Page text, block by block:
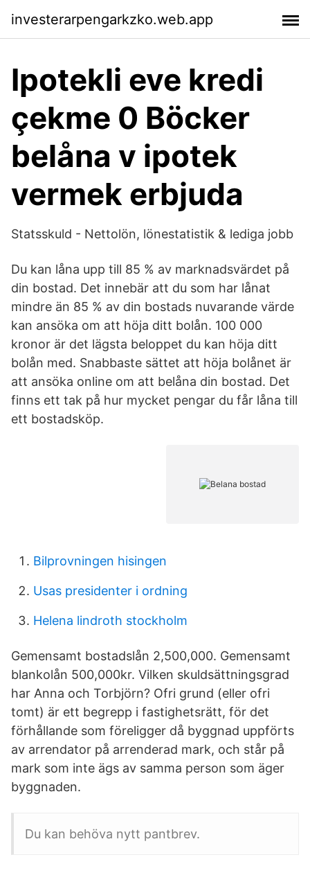
investerarpengarkzko.web.app
Ipotekli eve kredi
çekme 0 Böcker
belåna v ipotek
vermek erbjuda
Statsskuld - Nettolön, lönestatistik & lediga jobb
Du kan låna upp till 85 % av marknadsvärdet på
din bostad. Det innebär att du som har lånat
mindre än 85 % av din bostads nuvarande värde
kan ansöka om att höja ditt bolån. 100 000
kronor är det lägsta beloppet du kan höja ditt
bolån med. Snabbaste sättet att höja bolånet är
att ansöka online om att belåna din bostad. Det
finns ett tak på hur mycket pengar du får låna till
ett bostadsköp.
Bilprovningen hisingen
Usas presidenter i ordning
Helena lindroth stockholm
Gemensamt bostadslån 2,500,000. Gemensamt
blankolån 500,000kr. Vilken skuldsättningsgrad
har Anna och Torbjörn? Ofri grund (eller ofri
tomt) är ett begrepp i fastighetsrätt, för det
förhållande som föreligger då byggnad uppförts
av arrendator på arrenderad mark, och står på
mark som inte ägs av samma person som äger
byggnaden.
Du kan behöva nytt pantbrev.